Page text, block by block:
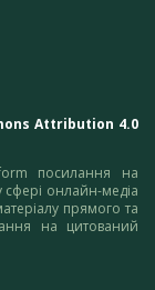
Attribution 4.0
посилання на
сфері онлайн-медіа
прямого та
на цитований